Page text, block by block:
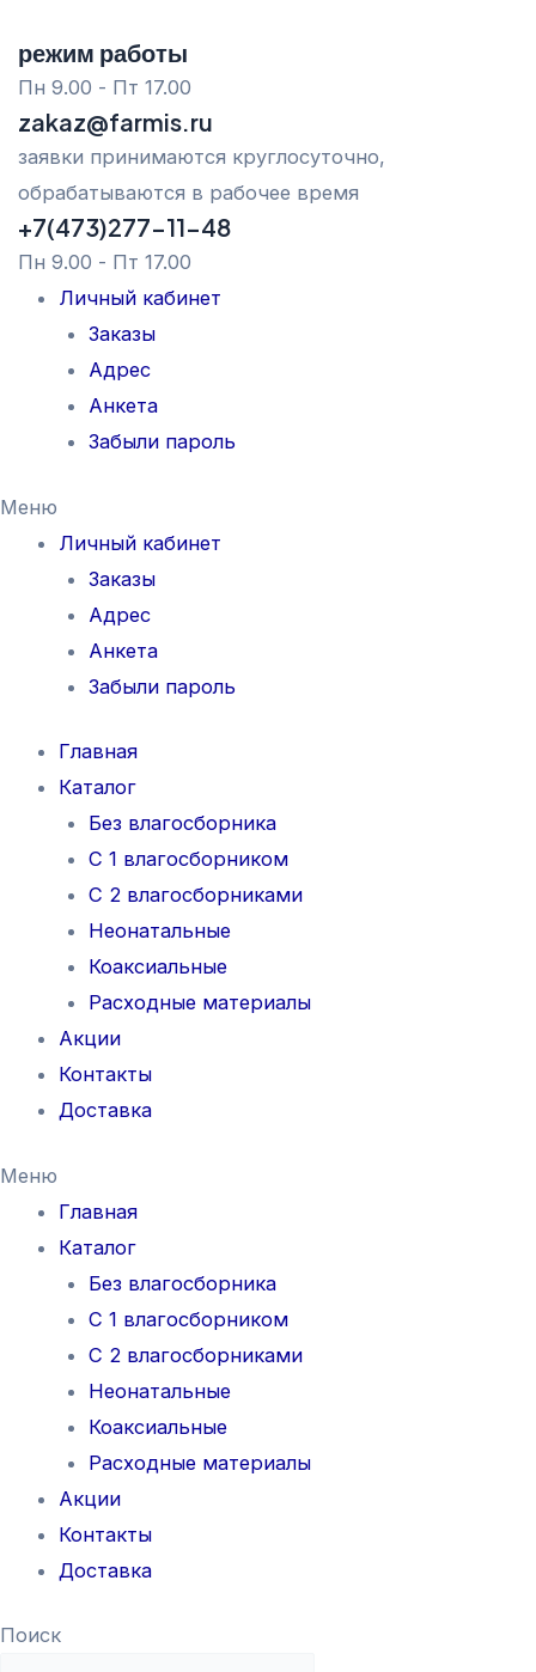
содержимому
режим работы
Пн 9.00 - Пт 17.00
zakaz@farmis.ru
заявки принимаются круглосуточно,
обрабатываются в рабочее время
+7(473)277-11-48
Пн 9.00 - Пт 17.00
Личный кабинет
Заказы
Адрес
Анкета
Забыли пароль
Меню
Личный кабинет
Заказы
Адрес
Анкета
Забыли пароль
Главная
Каталог
Без влагосборника
С 1 влагосборником
С 2 влагосборниками
Неонатальные
Коаксиальные
Расходные материалы
Акции
Контакты
Доставка
Меню
Главная
Каталог
Без влагосборника
С 1 влагосборником
С 2 влагосборниками
Неонатальные
Коаксиальные
Расходные материалы
Акции
Контакты
Доставка
Поиск